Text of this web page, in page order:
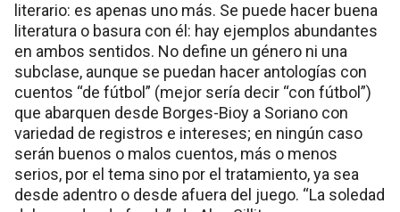
literario: es apenas uno más. Se puede hacer buena
literatura o basura con él: hay ejemplos abundantes
en ambos sentidos. No define un género ni una
subclase, aunque se puedan hacer antologías con
cuentos “de fútbol” (mejor sería decir “con fútbol”)
que abarquen desde Borges-Bioy a Soriano con
variedad de registros e intereses; en ningún caso
serán buenos o malos cuentos, más o menos
serios, por el tema sino por el tratamiento, ya sea
desde adentro o desde afuera del juego. “La soledad